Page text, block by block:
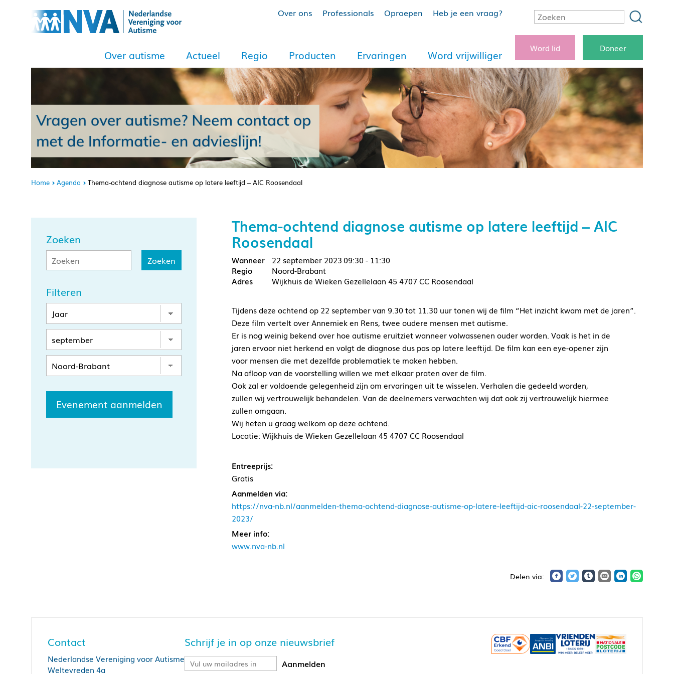
Over ons Professionals Oproepen Heb je een vraag?
Over autisme Actueel Regio Producten Ervaringen Word vrijwilliger
Word lid Doneer
Home Agenda Thema-ochtend diagnose autisme op latere leeftijd – AIC Roosendaal
Zoeken
Filteren
Evenement aanmelden
Thema-ochtend diagnose autisme op latere leeftijd – AIC
Roosendaal
22 september 2023 09:30 - 11:30
Noord-Brabant
Wijkhuis de Wieken Gezellelaan 45 4707 CC Roosendaal
Tijdens deze ochtend op 22 september van 9.30 tot 11.30 uur tonen wij de film “Het inzicht kwam met de jaren”.
Deze film vertelt over Annemiek en Rens, twee oudere mensen met autisme.
Er is nog weinig bekend over hoe autisme eruitziet wanneer volwassenen ouder worden. Vaak is het in de
jaren ervoor niet herkend en volgt de diagnose dus pas op latere leeftijd. De film kan een eye-opener zijn
voor mensen die met dezelfde problematiek te maken hebben.
Na afloop van de voorstelling willen we met elkaar praten over de film.
Ook zal er voldoende gelegenheid zijn om ervaringen uit te wisselen. Verhalen die gedeeld worden,
zullen wij vertrouwelijk behandelen. Van de deelnemers verwachten wij dat ook zij vertrouwelijk hiermee
zullen omgaan.
Wij heten u graag welkom op deze ochtend.
Locatie: Wijkhuis de Wieken Gezellelaan 45 4707 CC Roosendaal
Entreeprijs:
Gratis
Aanmelden via:
https://nva-nb.nl/aanmelden-thema-ochtend-diagnose-autisme-op-latere-leeftijd-aic-roosendaal-22-september-
2023/
Meer info:
www.nva-nb.nl
Contact
Nederlandse Vereniging voor Autisme
Weltevreden 4a
Schrijf je in op onze nieuwsbrief